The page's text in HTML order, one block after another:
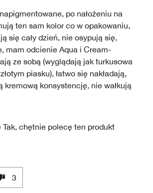
po nałożeniu na
ten sam kolor co w opakowaniu,
się cały dzień, nie osypują się,
mam odcienie Aqua i Cream-
ze sobą (wyglądają jak turkusowa
piasku), łatwo się nakładają,
kremową konsystencję, nie wałkują
Tak, chętnie polecę ten produkt
3